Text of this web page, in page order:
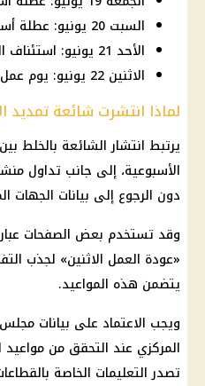
السبت 20 يونيو: عطلة أسبوعية.
الأحد 21 يونيو: استئناف العمل.
الاثنين 22 يونيو: يوم عمل طبيعي.
لماذا انتشرت شائعة تمديد
يرتبط انتشار الشائعة بالخلط
الأسبوعية، إلى جانب تداول
دون الرجوع إلى بيانات الجهات
وقد تستخدم بعض الصفحات
«عودة العمل الاثنين» لجذب
يتضمن هذه المواعيد.
ويجب الاعتماد على بيانات مجلس
المركزي عند التحقق من مواعيد
تصدر التعليمات الخاصة